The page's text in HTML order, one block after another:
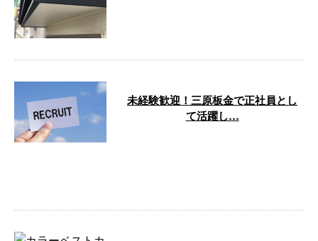
未経験歓迎！三原板金で正社員とし
て活躍し…